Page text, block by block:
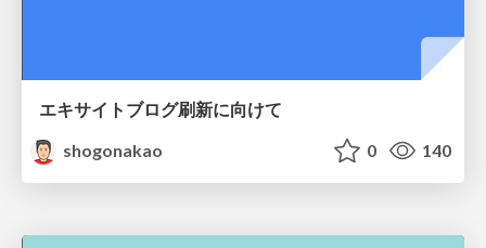
エキサイトブログ刷新に向けて
shogonakao
0 140